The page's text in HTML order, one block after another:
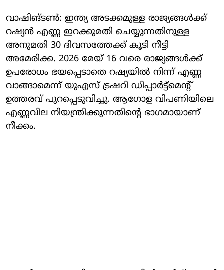
വാഷിങ്ടണ്‍: ഇന്ത്യ അടക്കമുള്ള രാജ്യങ്ങള്‍ക്ക്
റഷ്യന്‍ എണ്ണ ഇറക്കുമതി ചെയ്യുന്നതിനുള്ള
അനുമതി 30 ദിവസത്തേക്ക് കൂടി നീട്ടി
അമേരിക്ക. 2026 മേയ് 16 വരെ രാജ്യങ്ങള്‍ക്ക്
ഉപരോധം ഭയപ്പെടാതെ റഷ്യയില്‍ നിന്ന് എണ്ണ
വാങ്ങാമെന്ന് യുഎസ് ട്രഷറി ഡിപ്പാര്‍ട്ട്മെന്റ്
ഉത്തരവ് പുറപ്പെടുവിച്ചു. ആഗോള വിപണിയിലെ
എണ്ണവില നിയന്ത്രിക്കുന്നതിന്റെ ഭാഗമായാണ്
നീക്കം.